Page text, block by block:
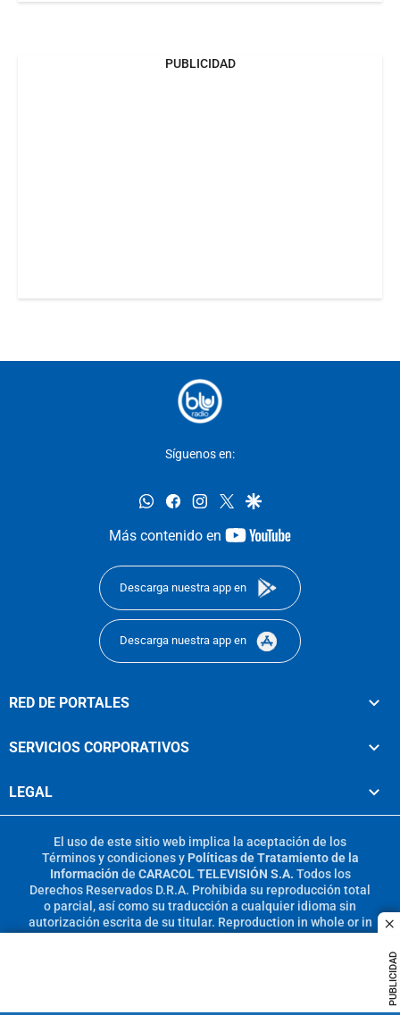
PUBLICIDAD
PUBLICIDAD
Síguenos en:
whatsappfacebookinstagram
twittergoogle
Más contenido en
youtube-
Descarga nuestra app en
Descarga nuestra app en
RED DE PORTALES
SERVICIOS CORPORATIVOS
LEGAL
El uso de este sitio web implica la aceptación de los
Términos y condicionesy Políticas de Tratamiento de la
Información de CARACOL TELEVISIÓN S.A. Todos los
Derechos Reservados D.R.A. Prohibida su reproducción total
o parcial, así como su traducción a cualquier idioma sin
autorización escrita de su titular. Reproduction in whole or in